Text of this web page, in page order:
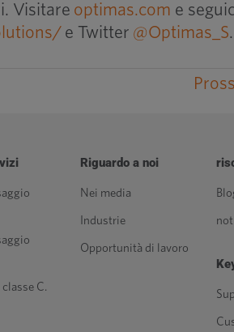
Visitare optimas.com e
e Twitter @Optimas_S.
C.
Riguardo a noi
Nei media
Industrie
Opportunità di lavoro